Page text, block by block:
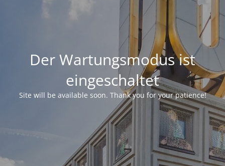
Der Wartungsmodus ist
eingeschaltet
Site will be available soon. Thank you for your patience!